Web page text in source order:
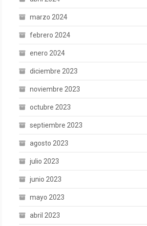
marzo 2024
febrero 2024
enero 2024
diciembre 2023
noviembre 2023
octubre 2023
septiembre 2023
agosto 2023
julio 2023
junio 2023
mayo 2023
abril 2023